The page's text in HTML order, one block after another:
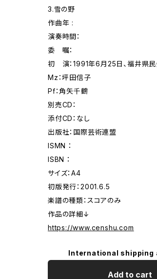
3.雪の野
作曲年 :
演奏時間：
委 嘱：
初 演：1991年6月25日、福井県
Mz：坪田信子
Pf：角矢千鶴
別売CD：
添付CD：なし
出版社：国際芸術連盟
ISMN ：
ISBN ：
サイズ：A4
初版発行：2001.6.5
楽譜の種類：スコアのみ
作品の詳細↓
https://www.censhu.com
International shipping
Add to cart